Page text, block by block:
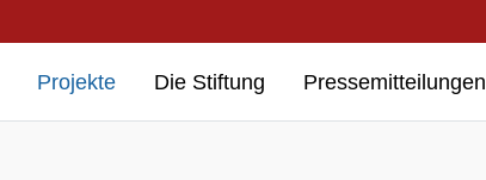
Projekte Die Stiftung Pressemitteilungen